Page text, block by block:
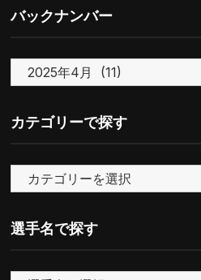
バックナンバー
ッ
ク
ナ
カテゴリーで探す
テ
ゴ
リ
選手名で探す